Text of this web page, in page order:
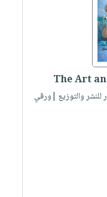
The Art
للنشر والتوزيع |ورقي